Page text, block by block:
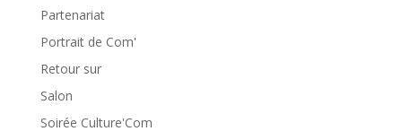
Partenariat
Portrait de Com'
Retour sur
Salon
Soirée Culture'Com